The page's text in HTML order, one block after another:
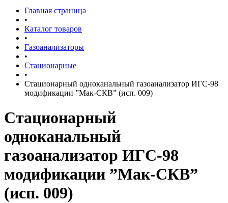
Главная страница
•
Каталог товаров
•
Газоанализаторы
•
Стационарные
•
Стационарный одноканальный газоанализатор ИГС-98
модификации ”Мак-СКВ” (исп. 009)
Стационарный
одноканальный
газоанализатор ИГС-98
модификации ”Мак-СКВ”
(исп. 009)